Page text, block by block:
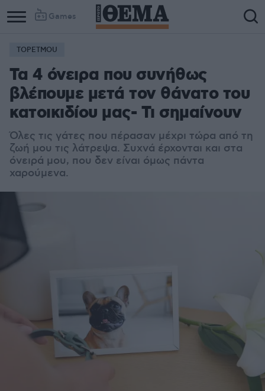
Games
TOPETMOU
Τα 4 όνειρα που συνήθως
βλέπουμε μετά τον θάνατο του
κατοικιδίου μας- Τι σημαίνουν
Όλες τις γάτες που πέρασαν μέχρι τώρα από τη
ζωή μου τις λάτρεψα. Συχνά έρχονται και στα
όνειρά μου, που δεν είναι όμως πάντα
χαρούμενα.